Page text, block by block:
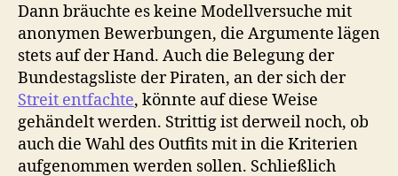
Dann bräuchte es keine Modellversuche mit
anonymen Bewerbungen, die Argumente lägen
stets auf der Hand. Auch die Belegung der
Bundestagsliste der Piraten, an der sich der
Streit entfachte, könnte auf diese Weise
gehändelt werden. Strittig ist derweil noch, ob
auch die Wahl des Outfits mit in die Kriterien
aufgenommen werden sollen. Schließlich